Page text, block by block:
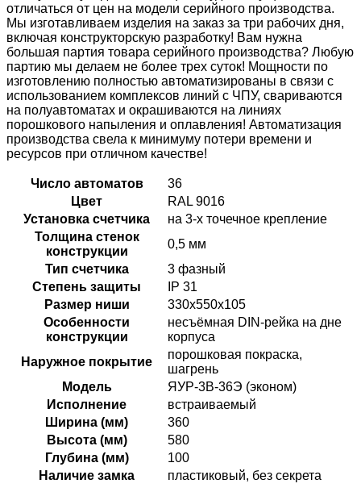
отличаться от цен на модели серийного производства.
Мы изготавливаем изделия на заказ за три рабочих дня,
включая конструкторскую разработку! Вам нужна
большая партия товара серийного производства? Любую
партию мы делаем не более трех суток! Мощности по
изготовлению полностью автоматизированы в связи с
использованием комплексов линий с ЧПУ, свариваются
на полуавтоматах и окрашиваются на линиях
порошкового напыления и оплавления! Автоматизация
производства свела к минимуму потери времени и
ресурсов при отличном качестве!
Число автоматов
36
Цвет
RAL 9016
Установка счетчика
на 3-х точечное крепление
Толщина стенок
конструкции
0,5 мм
Тип счетчика
3 фазный
Степень защиты
IP 31
Размер ниши
330x550x105
Особенности
конструкции
несъёмная DIN-рейка на дне
корпуса
Наружное покрытие
порошковая покраска,
шагрень
Модель
ЯУР-3В-36Э (эконом)
Исполнение
встраиваемый
Ширина (мм)
360
Высота (мм)
580
Глубина (мм)
100
Наличие замка
пластиковый, без секрета